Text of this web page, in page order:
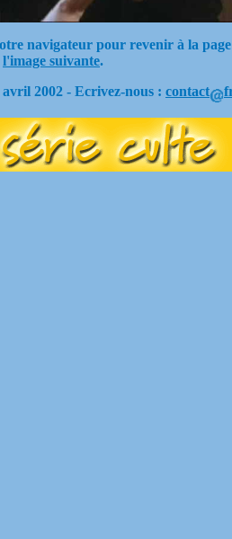
navigateur pour revenir à la
l'image suivante.
avril 2002 - Ecrivez-nous : contact